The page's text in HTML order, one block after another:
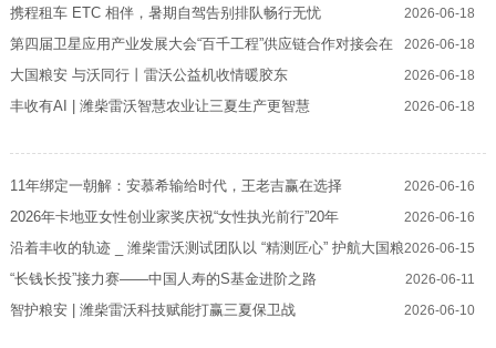
品牌”
2026-06-18
携程租车 ETC 相伴，暑期自驾告别排队畅行无忧
2026-06-18
第四届卫星应用产业发展大会“百千工程”供应链合作对接会在
眉重磅启幕
2026-06-18
大国粮安 与沃同行丨雷沃公益机收情暖胶东
2026-06-18
丰收有AI | 潍柴雷沃智慧农业让三夏生产更智慧
2026-06-16
11年绑定一朝解：安慕希输给时代，王老吉赢在选择
2026-06-16
2026年卡地亚女性创业家奖庆祝“女性执光前行”20年
2026-06-15
沿着丰收的轨迹 _ 潍柴雷沃测试团队以 “精测匠心” 护航大国粮
安
2026-06-11
“长钱长投”接力赛——中国人寿的S基金进阶之路
2026-06-10
智护粮安 | 潍柴雷沃科技赋能打赢三夏保卫战